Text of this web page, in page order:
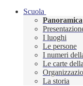
Scuola
Panoramica
I luoghi
Le persone
I numeri
Le carte
La storia